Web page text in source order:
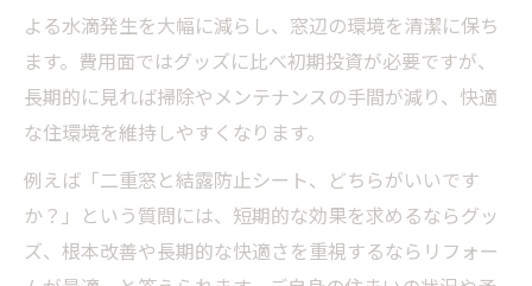
択
賃貸と持ち家で変わるリフォーム費用のポ
イント
リフォーム費用と工期の目安を知るメリッ
ト
住まいの悩みを減らす窓リフォームのすすめ
リフォームで毎朝の結露掃除から解放され
よる水滴発生を大幅に減らし、窓辺の環境を清潔に保ち
ます。費用面ではグッズに比べ初期投資が必要ですが、
長期的に見れば掃除やメンテナンスの手間が減り、快適
な住環境を維持しやすくなります。
例えば「二重窓と結露防止シート、どちらがいいです
か？」という質問には、短期的な効果を求めるならグッ
ズ、根本改善や長期的な快適さを重視するならリフォー